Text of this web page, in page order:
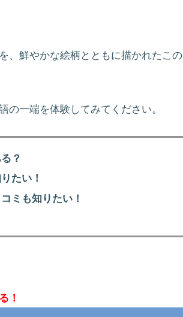
、鮮やかな絵柄とともに描かれたこの
一端を体験してみてください。
？
たい！
ミも知りたい！
！